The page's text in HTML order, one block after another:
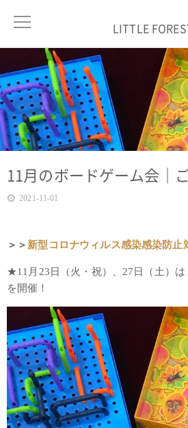
LITTLE
11月のボードゲーム会｜
2021-11-01
＞＞ 新型コロナウィルス感染感染防止
★11月23日（火・祝）、27日（土）は
を開催！